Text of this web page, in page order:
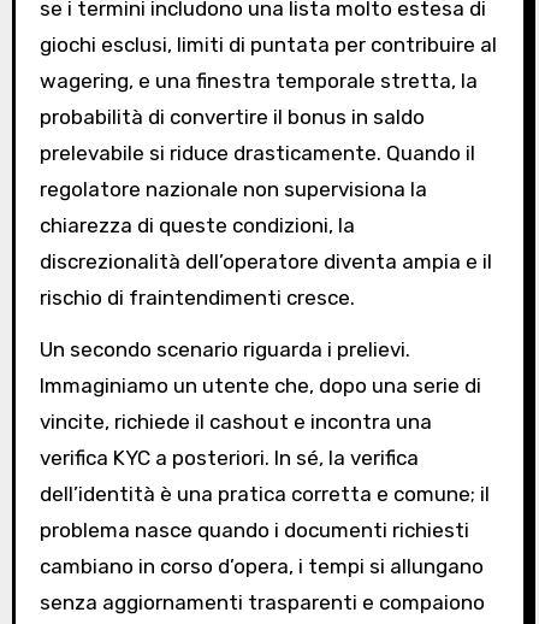
se i termini includono una lista molto estesa di
giochi esclusi, limiti di puntata per contribuire al
wagering, e una finestra temporale stretta, la
probabilità di convertire il bonus in saldo
prelevabile si riduce drasticamente. Quando il
regolatore nazionale non supervisiona la
chiarezza di queste condizioni, la
discrezionalità dell’operatore diventa ampia e il
rischio di fraintendimenti cresce.
Un secondo scenario riguarda i prelievi.
Immaginiamo un utente che, dopo una serie di
vincite, richiede il cashout e incontra una
verifica KYC a posteriori. In sé, la verifica
dell’identità è una pratica corretta e comune; il
problema nasce quando i documenti richiesti
cambiano in corso d’opera, i tempi si allungano
senza aggiornamenti trasparenti e compaiono